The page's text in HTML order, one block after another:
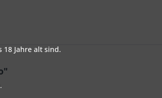
Jahre alt sind.